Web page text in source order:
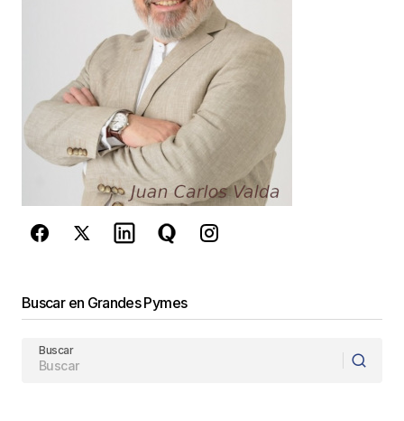
Guarda mi nombre, correo electrónico y web en
este navegador para la próxima vez que
comente.
Este sitio esta protegido por
reCAPTCHA y la Política de
privacidady losTérminos del servicio
de Googlese aplican.
Buscar en Grandes Pymes
Buscar